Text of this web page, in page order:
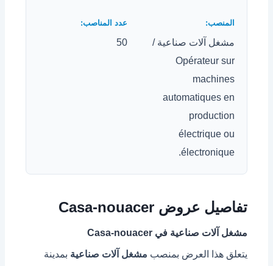
مشغل آلات صناعية /
Opérateur sur
machines
automatiques en
production
électrique ou
électronique.
50
تفاصيل عروض Casa-nouacer
مشغل آلات صناعية في Casa-nouacer
يتعلق هذا العرض بمنصب مشغل آلات صناعية بمدينة